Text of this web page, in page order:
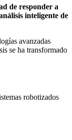
de responder a
inteligente de
avanzadas
se ha transformado
robotizados